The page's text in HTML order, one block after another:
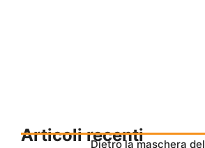
Articoli recentiDietro la maschera del